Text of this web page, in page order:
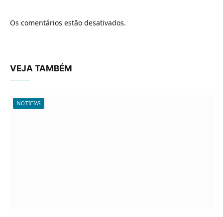
Os comentários estão desativados.
VEJA TAMBÉM
NOTICIAS